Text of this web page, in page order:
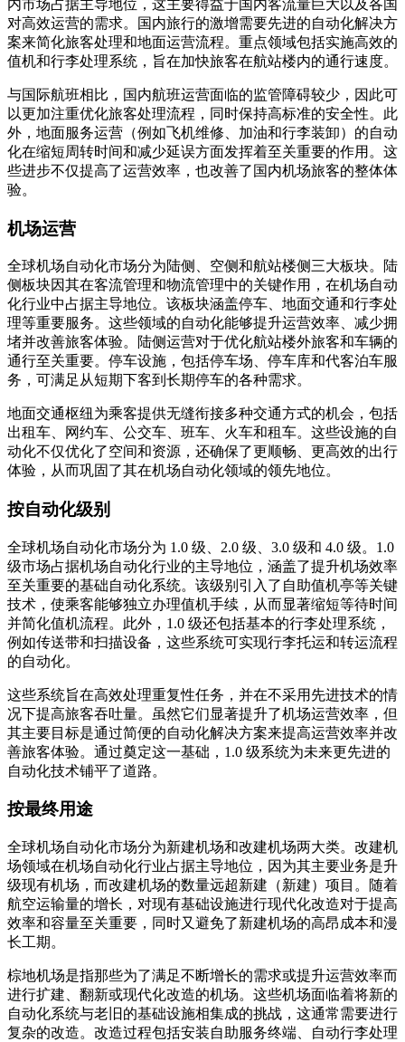
内市场占据主导地位，这主要得益于国内客流量巨大以及各国
对高效运营的需求。国内旅行的激增需要先进的自动化解决方
案来简化旅客处理和地面运营流程。重点领域包括实施高效的
值机和行李处理系统，旨在加快旅客在航站楼内的通行速度。
与国际航班相比，国内航班运营面临的监管障碍较少，因此可
以更加注重优化旅客处理流程，同时保持高标准的安全性。此
外，地面服务运营（例如飞机维修、加油和行李装卸）的自动
化在缩短周转时间和减少延误方面发挥着至关重要的作用。这
些进步不仅提高了运营效率，也改善了国内机场旅客的整体体
验。
机场运营
全球机场自动化市场分为陆侧、空侧和航站楼侧三大板块。陆
侧板块因其在客流管理和物流管理中的关键作用，在机场自动
化行业中占据主导地位。该板块涵盖停车、地面交通和行李处
理等重要服务。这些领域的自动化能够提升运营效率、减少拥
堵并改善旅客体验。陆侧运营对于优化航站楼外旅客和车辆的
通行至关重要。停车设施，包括停车场、停车库和代客泊车服
务，可满足从短期下客到长期停车的各种需求。
地面交通枢纽为乘客提供无缝衔接多种交通方式的机会，包括
出租车、网约车、公交车、班车、火车和租车。这些设施的自
动化不仅优化了空间和资源，还确保了更顺畅、更高效的出行
体验，从而巩固了其在机场自动化领域的领先地位。
按自动化级别
全球机场自动化市场分为 1.0 级、2.0 级、3.0 级和 4.0 级。1.0
级市场占据机场自动化行业的主导地位，涵盖了提升机场效率
至关重要的基础自动化系统。该级别引入了自助值机亭等关键
技术，使乘客能够独立办理值机手续，从而显著缩短等待时间
并简化值机流程。此外，1.0 级还包括基本的行李处理系统，
例如传送带和扫描设备，这些系统可实现行李托运和转运流程
的自动化。
这些系统旨在高效处理重复性任务，并在不采用先进技术的情
况下提高旅客吞吐量。虽然它们显著提升了机场运营效率，但
其主要目标是通过简便的自动化解决方案来提高运营效率并改
善旅客体验。通过奠定这一基础，1.0 级系统为未来更先进的
自动化技术铺平了道路。
按最终用途
全球机场自动化市场分为新建机场和改建机场两大类。改建机
场领域在机场自动化行业占据主导地位，因为其主要业务是升
级现有机场，而改建机场的数量远超新建（新建）项目。随着
航空运输量的增长，对现有基础设施进行现代化改造对于提高
效率和容量至关重要，同时又避免了新建机场的高昂成本和漫
长工期。
棕地机场是指那些为了满足不断增长的需求或提升运营效率而
进行扩建、翻新或现代化改造的机场。这些机场面临着将新的
自动化系统与老旧的基础设施相集成的挑战，这通常需要进行
复杂的改造。改造过程包括安装自助服务终端、自动行李处理